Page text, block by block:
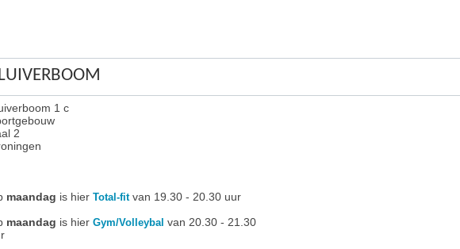
1 c
2
maandag is hier Total-fitvan 19.30 - 20.30 uur
maandag is hier Gym/Volleybal van 20.30 - 21.30